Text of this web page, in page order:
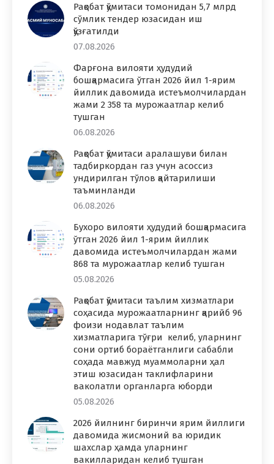
Рақобат қўмитаси томонидан 5,7 млрд
сўмлик тендер юзасидан иш
қўзғатилди
07.08.2026
Фарғона вилояти ҳудудий
бошқармасига ўтган 2026 йил 1-ярим
йиллик давомида истеъмолчилардан
жами 2 358 та мурожаатлар келиб
тушган
06.08.2026
Рақобат қўмитаси аралашуви билан
тадбиркордан газ учун асоссиз
ундирилган тўлов қайтарилиши
таъминланди
06.08.2026
Бухоро вилояти ҳудудий бошқармасига
ўтган 2026 йил 1-ярим йиллик
давомида истеъмолчилардан жами
868 та мурожаатлар келиб тушган
05.08.2026
Рақобат қўмитаси таълим хизматлари
соҳасида мурожаатларнинг қарийб 96
фоизи нодавлат таълим
хизматларига тўғри келиб, уларнинг
сони ортиб бораётганлиги сабабли
соҳада мавжуд муаммоларни ҳал
этиш юзасидан таклифларини
ваколатли органларга юборди
05.08.2026
2026 йилнинг биринчи ярим йиллиги
давомида жисмоний ва юридик
шахслар ҳамда уларнинг
вакилларидан келиб тушган